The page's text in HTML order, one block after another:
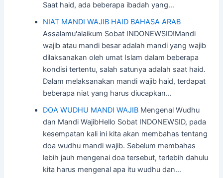
Saat haid, ada beberapa ibadah yang…
NIAT MANDI WAJIB HAID BAHASA ARAB
Assalamu'alaikum Sobat INDONEWSID!Mandi
wajib atau mandi besar adalah mandi yang wajib
dilaksanakan oleh umat Islam dalam beberapa
kondisi tertentu, salah satunya adalah saat haid.
Dalam melaksanakan mandi wajib haid, terdapat
beberapa niat yang harus diucapkan…
DOA WUDHU MANDI WAJIB Mengenal Wudhu
dan Mandi WajibHello Sobat INDONEWSID, pada
kesempatan kali ini kita akan membahas tentang
doa wudhu mandi wajib. Sebelum membahas
lebih jauh mengenai doa tersebut, terlebih dahulu
kita harus mengenal apa itu wudhu dan…